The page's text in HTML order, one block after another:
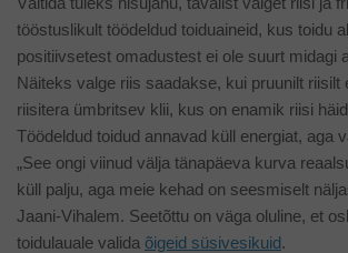
tööstuslikult töödeldud toiduaineid, kus toidu
positiivsetest omadustest ei ole suurt midagi
Näiteks valge riis saadakse, kui pruunilt riisilt
riisitera ümbritsev klii, kus on enamik riisi
Töödeldud toidud annavad küll energiat, aga
„See ongi viinud välja tänapäeva kurva
küll palju, aga meie kehad on seesmiselt
Jaani-Vihalem. Seetõttu on väga oluline, et
toidulauale valida õigeid süsivesikuid.